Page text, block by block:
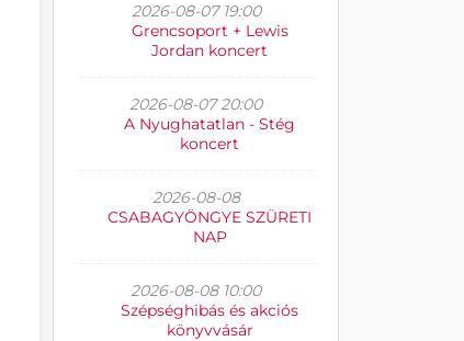
2026-08-07 19:00
Grencsoport + Lewis
Jordan koncert
2026-08-07 20:00
A Nyughatatlan - Stég
koncert
2026-08-08
CSABAGYÖNGYE SZÜRETI
NAP
2026-08-08 10:00
Szépséghibás és akciós
könyvvásár